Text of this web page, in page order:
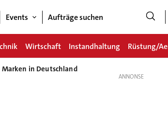
Events Aufträge suchen
Wirtschaft Instandhaltung Rüstung/
in Deutschland